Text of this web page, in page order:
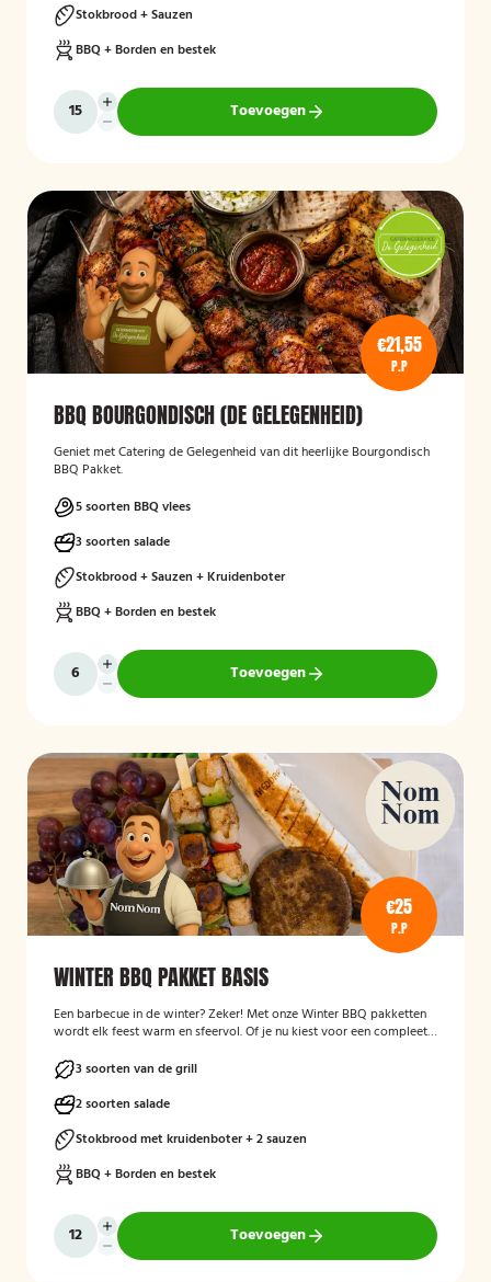
Stokbrood + Sauzen
BBQ + Borden en bestek
Toevoegen
€21,55
P.P
BBQ BOURGONDISCH (DE GELEGENHEID)
Geniet met Catering de Gelegenheid van dit heerlijke Bourgondisch
BBQ Pakket.
5 soorten BBQ vlees
3 soorten salade
Stokbrood + Sauzen + Kruidenboter
BBQ + Borden en bestek
Toevoegen
€25
P.P
WINTER BBQ PAKKET BASIS
Een barbecue in de winter? Zeker! Met onze Winter BBQ pakketten
wordt elk feest warm en sfeervol. Of je nu kiest voor een compleet
met een bezorgpakket: wij zorgen dat alles klopt.
3 soorten van de grill
2 soorten salade
Stokbrood met kruidenboter + 2 sauzen
BBQ + Borden en bestek
Toevoegen